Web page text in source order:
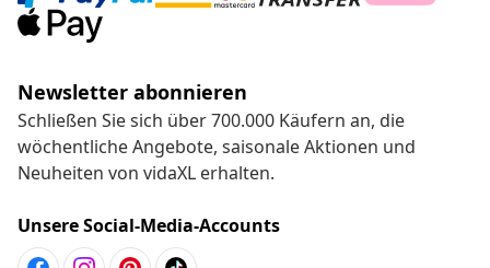
Newsletter abonnieren
Schließen Sie sich über 700.000 Käufern an, die
wöchentliche Angebote, saisonale Aktionen und
Neuheiten von vidaXL erhalten.
Unsere Social-Media-Accounts